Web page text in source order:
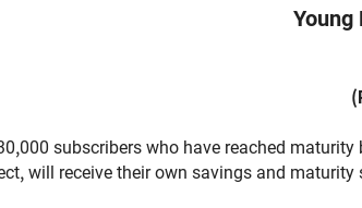
Young
subscribers who have reached
will receive their own savings and